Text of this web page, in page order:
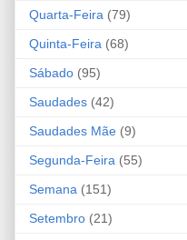
Quarta-Feira (79)
Quinta-Feira (68)
Sábado (95)
Saudades (42)
Saudades Mãe (9)
Segunda-Feira (55)
Semana (151)
Setembro (21)